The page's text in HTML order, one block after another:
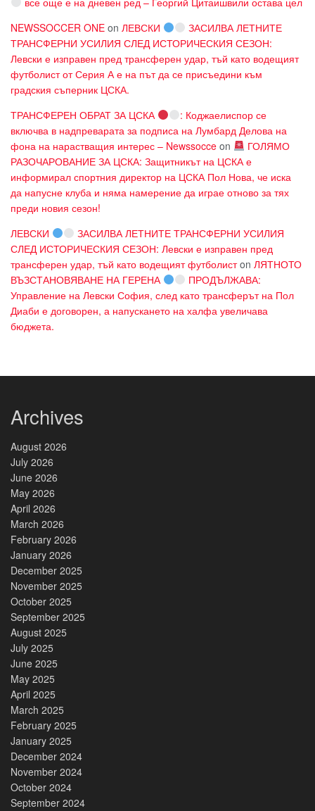
NEWSSOCCER ONE on ЛЕВСКИ
ЗАСИЛВА ЛЕТНИТЕ
ТРАНСФЕРНИ УСИЛИЯ СЛЕД ИСТОРИЧЕСКИЯ СЕЗОН:
Левски е изправен пред трансферен удар, тъй като водещият
футболист от Серия А е на път да се присъедини към
градския съперник ЦСКА.
ТРАНСФЕРЕН ОБРАТ ЗА ЦСКА
: Коджаелиспор се
включва в надпреварата за подписа на Лумбард Делова на
фона на нарастващия интерес – Newssocce on
ГОЛЯМО
РАЗОЧАРОВАНИЕ ЗА ЦСКА: Защитникът на ЦСКА е
информирал спортния директор на ЦСКА Пол Нова, че иска
да напусне клуба и няма намерение да играе отново за тях
преди новия сезон!
ЛЕВСКИ
ЗАСИЛВА ЛЕТНИТЕ ТРАНСФЕРНИ УСИЛИЯ
СЛЕД ИСТОРИЧЕСКИЯ СЕЗОН: Левски е изправен пред
трансферен удар, тъй като водещият футболистon ЛЯТНОТО
ВЪЗСТАНОВЯВАНЕ НА ГЕРЕНА
ПРОДЪЛЖАВА:
Управление на Левски София, след като трансферът на Пол
Диаби е договорен, а напускането на халфа увеличава
бюджета.
Archives
August 2026
July 2026
June 2026
May 2026
April 2026
March 2026
February 2026
January 2026
December 2025
November 2025
October 2025
September 2025
August 2025
July 2025
June 2025
May 2025
April 2025
March 2025
February 2025
January 2025
December 2024
November 2024
October 2024
September 2024